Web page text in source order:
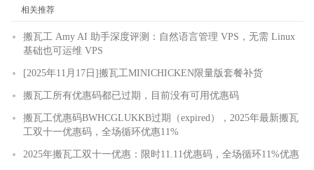
相关推荐
搬瓦工 Amy AI 助手深度评测：自然语言管理 VPS，无需 Linux
基础也可运维 VPS
[2025年11月17日]搬瓦工MINICHICKEN限量版套餐补货
搬瓦工所有优惠码都已过期，目前没有可用优惠码
搬瓦工优惠码BWHCGLUKKB过期（expired），2025年最新搬瓦
工双十一优惠码，全场循环优惠11%
2025年搬瓦工双十一优惠：限时11.11优惠码，全场循环11%优惠